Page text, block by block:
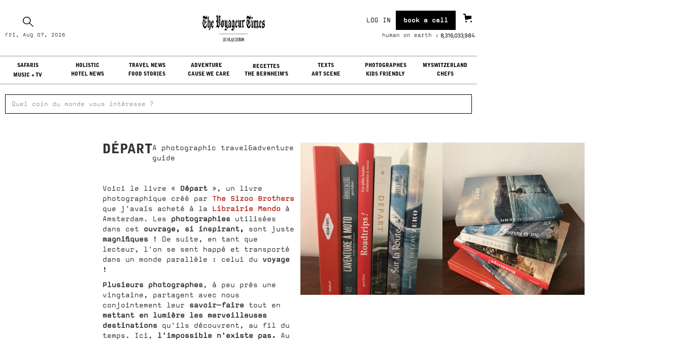
Fri, Aug 07, 2026
LOG IN book a call
human on earth : 8,316,033,986
SAFARIS HOLISTIC TRAVEL NEWS ADVENTURE RECETTES TEXTS PHOTOGRAPHES
MYSWITZERLAND
MUSIC + TV
HOTEL NEWS FOOD STORIES CAUSE WE CARE THE BERNHEIM'S ART SCENE KIDS FRIENDLY CHEFS
Fri, Aug 07, 2026
LOG IN
DÉPARTA photographic travel&adventure
guide
Voici le livre « Départ », un livre
photographique créé par
The Sizoo Brothers
que j'avais acheté à la Librairie Mendo à
Amsterdam. Les photographies utilisées
dans cet ouvrage, si inspirant, sont juste
magnifiques ! De suite, en tant que
lecteur, l'on se sent happé et transporté
dans un monde parallèle : celui du voyage
!
Plusieurs photographes, à peu près une
vingtaine, partagent avec nous
conjointement leur savoir-faire tout en
mettant en lumière les merveilleuses
destinations qu'ils découvrent, au fil du
temps. Ici, l'impossible n'existe pas.
Au